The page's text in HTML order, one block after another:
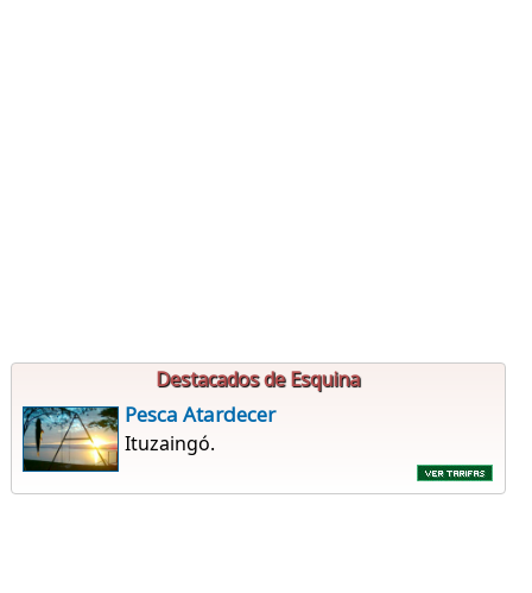
Destacados de Esquina
Pesca Atardecer
Ituzaingó.